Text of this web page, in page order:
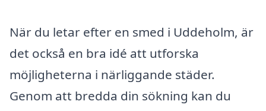
När du letar efter en smed i Uddeholm, är
det också en bra idé att utforska
möjligheterna i närliggande städer.
Genom att bredda din sökning kan du